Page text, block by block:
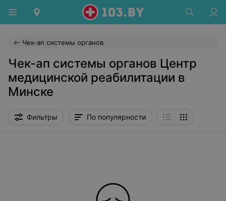
Чек-ап системы органов
Чек-ап системы органов Центр
медицинской реабилитации в
Минске
Фильтры По популярности